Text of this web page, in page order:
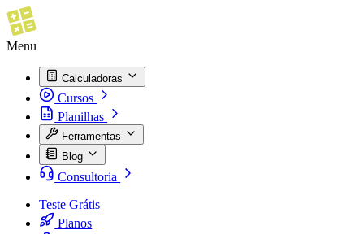
Menu
Calculadoras
Cursos
Planilhas
Ferramentas
Blog
Consultoria
Teste Grátis
Planos